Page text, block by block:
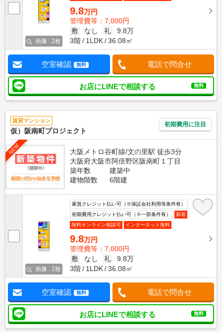
画像 : 2枚
9.8万円
管理費等：7,000円
敷
なし 礼
9.8万
3階
1LDK 36.08㎡
空室確認 無料 電話で問合せ
お店にLINEで相談する 無料
賃貸マンション
仮）阪南町プロジェクト
初期費用に注目
NEW
大阪メトロ谷町線/文の里駅 徒歩3分
大阪府大阪市阿倍野区阪南町１丁目
築年数
建築中
建物階数
6階建
画像 : 2枚
家賃クレジット払い可（※保証会社利用等条件有）
初期費用クレジット払い可（※一部条件有）
新着
無料オンライン相談可
インターネット無料
9.8万円
管理費等：7,000円
敷
なし 礼
9.8万
3階
1LDK 36.08㎡
空室確認 無料 電話で問合せ
お店にLINEで相談する 無料